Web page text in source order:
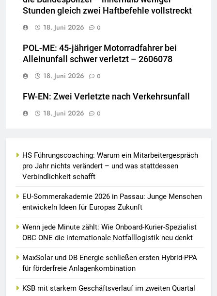
Stunden gleich zwei Haftbefehle vollstreckt
18. Juni 2026
0
POL-ME: 45-jähriger Motorradfahrer bei
Alleinunfall schwer verletzt – 2606078
18. Juni 2026
0
FW-EN: Zwei Verletzte nach Verkehrsunfall
18. Juni 2026
0
HS Führungscoaching: Warum ein Mitarbeitergespräch
pro Jahr nichts verändert – und was stattdessen
Verbindlichkeit schafft
EU-Sommerakademie 2026 in Passau: Junge Menschen
entwickeln Ideen für Europas Zukunft
Wenn jede Minute zählt: Wie Onboard-Kurier-Spezialist
OBC ONE die internationale Notfalllogistik neu denkt
MaxSolar und DB Energie schließen ersten Hybrid-PPA
für förderfreie Anlagenkombination
KSB mit starkem Geschäftsverlauf im zweiten Quartal